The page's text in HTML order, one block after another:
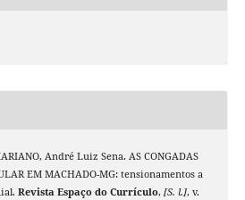
André Luiz Sena. AS CONGADAS
EM MACHADO-MG: tensionamentos a
Revista Espaço do Currículo, [S. l.], v.